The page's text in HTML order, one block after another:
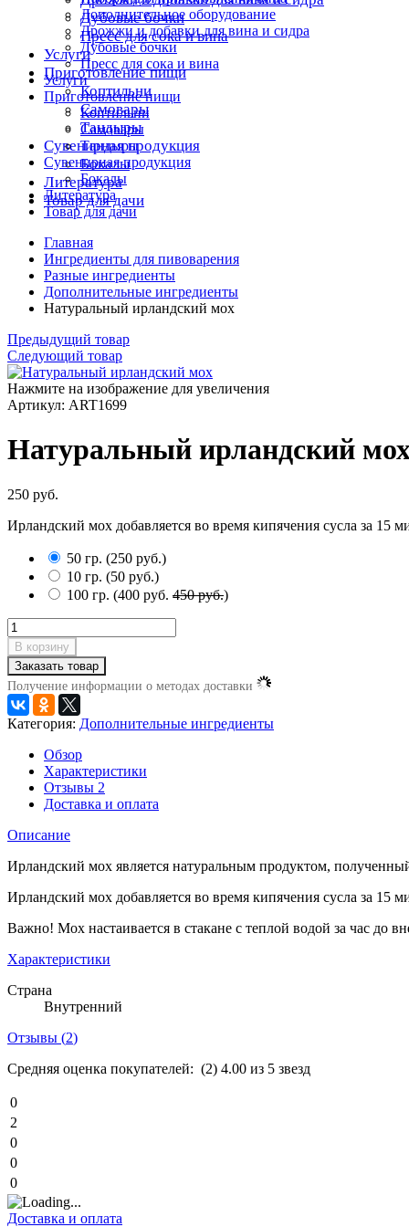
Дубовые бочки
Пресс для сока и вина
Услуги
Приготовление пищи
Коптильни
Самовары
Тандыры
Сувенирная продукция
Бокалы
Литература
Товар для дачи
Дополнительное оборудование
Дрожжи и добавки для вина и сидра
Дубовые бочки
Пресс для сока и вина
Услуги
Приготовление пищи
Коптильни
Самовары
Тандыры
Сувенирная продукция
Бокалы
Литература
Товар для дачи
Главная
Ингредиенты для пивоварения
Разные ингредиенты
Дополнительные ингредиенты
Натуральный ирландский мох
Предыдущий товар
Следующий товар
Нажмите на изображение для увеличения
Артикул: ART1699
Натуральный ирландский
250 руб.
Ирландский мох добавляется во время кипячения сусла за 15
50 гр. (250 руб.)
10 гр. (50 руб.)
100 гр. (400 руб. 450 руб.)
В корзину
Заказать товар
Получение информации о методах доставки
Категория: Дополнительные ингредиенты
Обзор
Характеристики
Отзывы 2
Доставка и оплата
Описание
Ирландский мох является натуральным продуктом,
Ирландский мох добавляется во время кипячения сусла за 15
Важно! Мох настаивается в стакане с теплой водой за час до
Характеристики
Страна
Внутренний
Отзывы (2)
Средняя оценка покупателей: (2) 4.00 из 5 звезд
0
2
0
0
0
Доставка и оплата